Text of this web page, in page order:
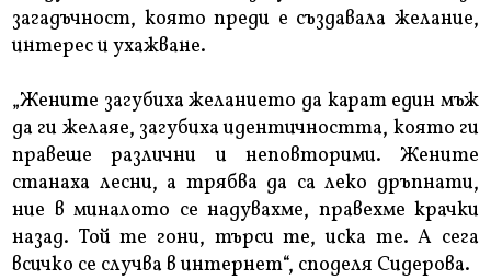
загадъчност, която преди е създавала желание,
интерес и ухажване.
„Жените загубиха желанието да карат един мъж
да ги желаяе, загубиха идентичността, която ги
правеше различни и неповторими. Жените
станаха лесни, а трябва да са леко дръпнати,
ние в миналото се надувахме, правехме крачки
назад. Той те гони, търси те, иска те. А сега
всичко се случва в интернет“, споделя Сидерова.